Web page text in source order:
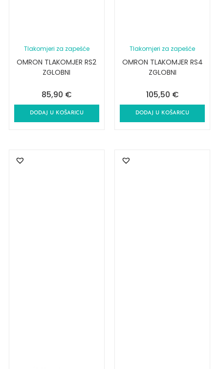
Tlakomjeri za zapešće
OMRON TLAKOMJER RS2
ZGLOBNI
85,90 €
DODAJ U KOŠARICU
Tlakomjeri za zapešće
OMRON TLAKOMJER RS4
ZGLOBNI
105,50 €
DODAJ U KOŠARICU